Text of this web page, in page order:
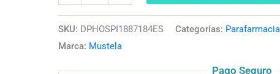
SKU: DPHOSPI1887184ES Categorías: Parafarmacia
Marca: Mustela
Pago Seguro